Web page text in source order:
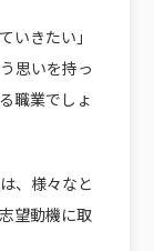
いきたい」
思いを持っ
職業でしょ
、様々なと
望動機に取